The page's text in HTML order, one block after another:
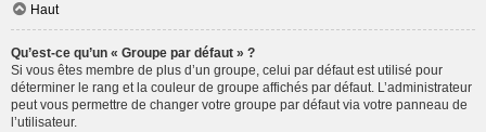
Haut
Qu’est-ce qu’un « Groupe par défaut » ?
Si vous êtes membre de plus d’un groupe, celui par défaut est utilisé pour
déterminer le rang et la couleur de groupe affichés par défaut. L’administrateur
peut vous permettre de changer votre groupe par défaut via votre panneau de
l’utilisateur.